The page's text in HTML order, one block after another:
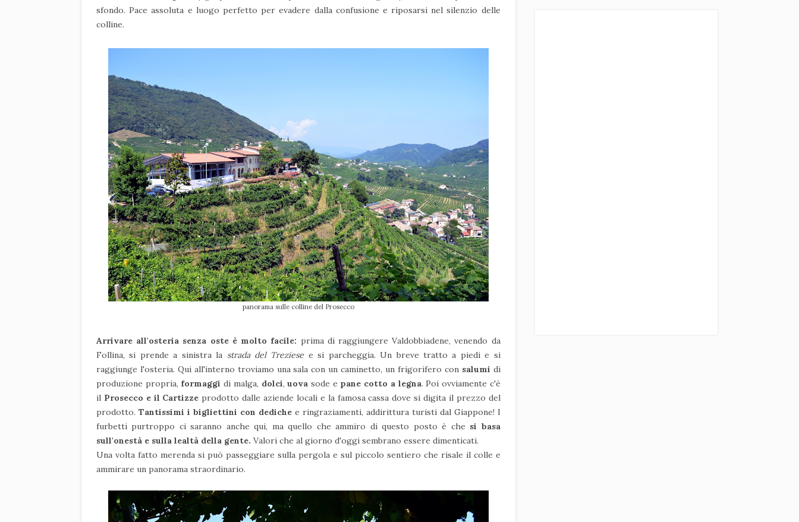
sfondo. Pace assoluta e luogo perfetto per evadere dalla confusione e riposarsi nel silenzio delle
colline.
panorama sulle colline del Prosecco
Arrivare all'osteria senza oste è molto facile: prima di raggiungere Valdobbiadene, venendo da
Follina, si prende a sinistra la strada del Treziese e si parcheggia. Un breve tratto a piedi e si
raggiunge l'osteria. Qui all'interno troviamo una sala con un caminetto, un frigorifero con salumi di
produzione propria, formaggidi malga, dolci,uovasode e pane cotto a legna. Poi ovviamente c'è
il Prosecco e il Cartizze prodotto dalle aziende locali e la famosa cassa dove si digita il prezzo del
prodotto. Tantissimi i bigliettini con dediche e ringraziamenti, addirittura turisti dal Giappone! I
furbetti purtroppo ci saranno anche qui, ma quello che ammiro di questo posto è che si basa
sull'onestà e sulla lealtà della gente. Valori che al giorno d'oggi sembrano essere dimenticati.
Una volta fatto merenda si può passeggiare sulla pergola e sul piccolo sentiero che risale il colle e
ammirare un panorama straordinario.